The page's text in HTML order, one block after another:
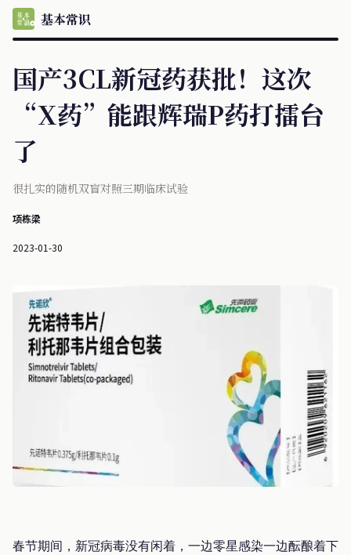
基本常识
国产3CL新冠药获批！这次
“X药”能跟辉瑞P药打擂台
了
很扎实的随机双盲对照三期临床试验
项栋梁
2023-01-30
春节期间，新冠病毒没有闲着，一边零星感染一边酝酿着下